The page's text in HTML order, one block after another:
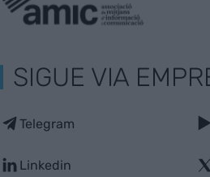
SIGUE VIA
Telegram
Linkedin